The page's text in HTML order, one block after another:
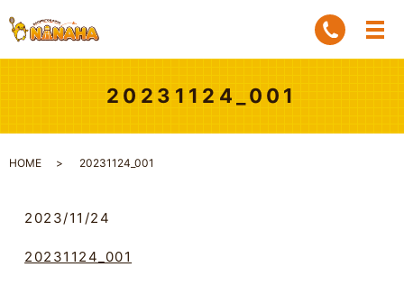
20231124_001
HOME 20231124_001
2023/11/24
20231124_001